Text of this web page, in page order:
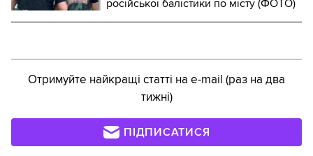
російської балістики по місту (ФОТО)
Отримуйте найкращі статті на e-mail (раз на два
тижні)
ПІДПИСАТИСЯ